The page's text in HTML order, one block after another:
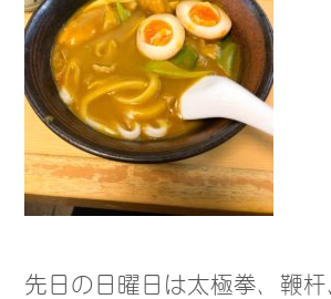
先日の日曜日は太極拳、鞭